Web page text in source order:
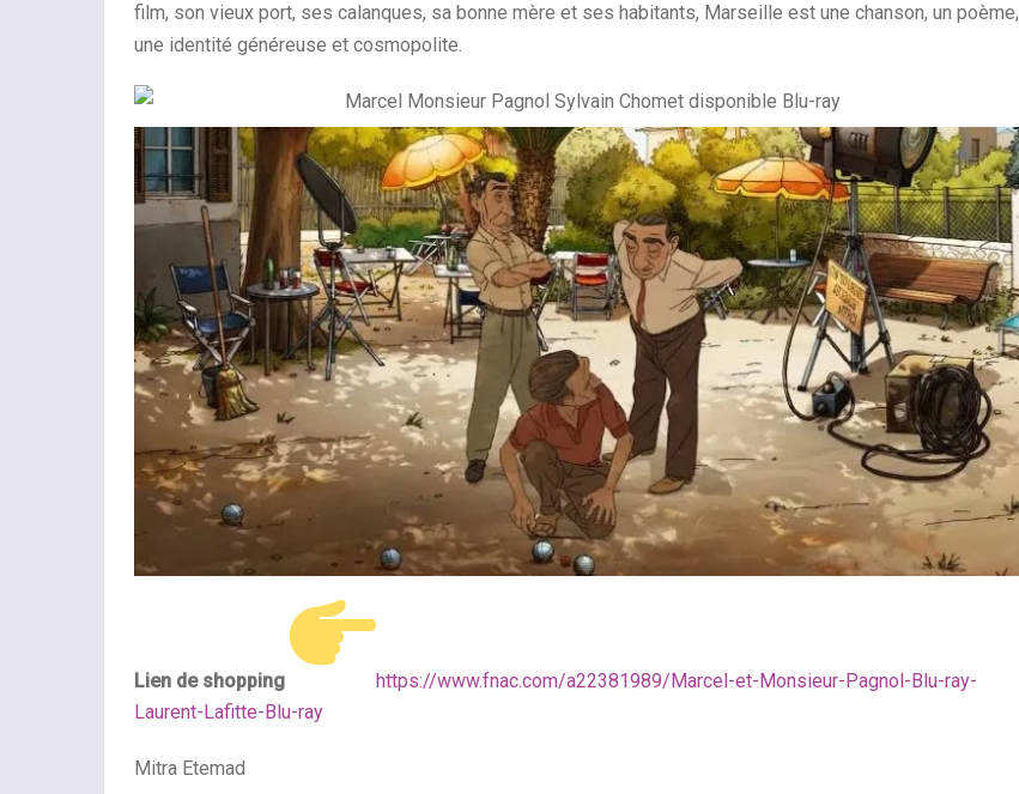
film, son vieux port, ses calanques, sa bonne mère et ses habitants, Marseille est une chanson, un poème,
une identité généreuse et cosmopolite.
Lien de shopping
https://www.fnac.com/a22381989/Marcel-et-Monsieur-Pagnol-Blu-ray-
Laurent-Lafitte-Blu-ray
Mitra Etemad